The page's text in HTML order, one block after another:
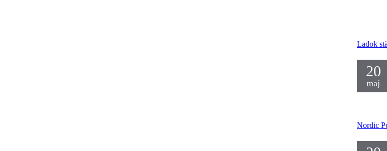
Ladok
20
maj
Nordic